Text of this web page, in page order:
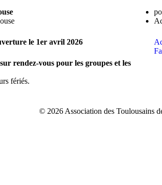
le 1er avril 2026
rendez-vous pour les groupes et les
fériés.
© 2026 Association des Toulousains